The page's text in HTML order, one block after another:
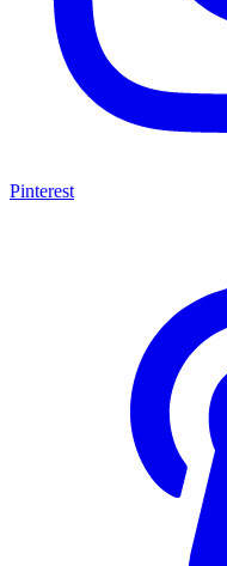
Pinterest